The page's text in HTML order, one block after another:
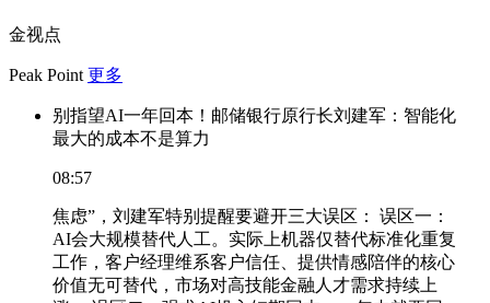
金视点
Peak Point 更多
别指望AI一年回本！邮储银行原行长刘建军：智能化
最大的成本不是算力
08:57
焦虑”，刘建军特别提醒要避开三大误区： 误区一：
AI会大规模替代人工。实际上机器仅替代标准化重复
工作，客户经理维系客户信任、提供情感陪伴的核心
价值无可替代，市场对高技能金融人才需求持续上